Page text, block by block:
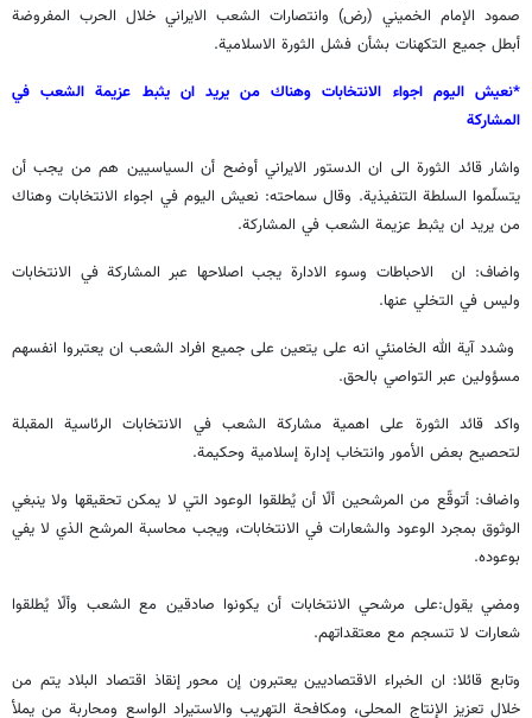
صمود الإمام الخميني (رض) وانتصارات الشعب الايراني خلال الحرب المفروضة
أبطل جميع التكهنات بشأن فشل الثورة الاسلامية.
*نعيش اليوم اجواء الانتخابات وهناك من يريد ان يثبط عزيمة الشعب في
المشاركة
واشار قائد الثورة الى ان الدستور الايراني أوضح أن السياسيين هم من يجب أن
يتسلّموا السلطة التنفيذية. وقال سماحته: نعيش اليوم في اجواء الانتخابات وهناك
من يريد ان يثبط عزيمة الشعب في المشاركة.
واضاف: ان الاحباطات وسوء الادارة يجب اصلاحها عبر المشاركة في الانتخابات
وليس في التخلي عنها.
وشدد آية الله الخامنئي انه على يتعين على جميع افراد الشعب ان يعتبروا انفسهم
مسؤولين عبر التواصي بالحق.
واكد قائد الثورة على اهمية مشاركة الشعب في الانتخابات الرئاسية المقبلة
لتحصيح بعض الأمور وانتخاب إدارة إسلامية وحكيمة.
واضاف: أتوقّع من المرشحين ألّا أن يُطلقوا الوعود التي لا يمكن تحقيقها ولا ينبغي
الوثوق بمجرد الوعود والشعارات في الانتخابات، ويجب محاسبة المرشح الذي لا يفي
بوعوده.
ومضي يقول:على مرشحي الانتخابات أن يكونوا صادقين مع الشعب وألّا يُطلقوا
شعارات لا تنسجم مع معتقداتهم.
وتابع قائلا: ان الخبراء الاقتصاديين يعتبرون إن محور إنقاذ اقتصاد البلاد يتم من
خلال تعزيز الإنتاج المحلي، ومكافحة التهريب والاستيراد الواسع ومحاربة من يملأ